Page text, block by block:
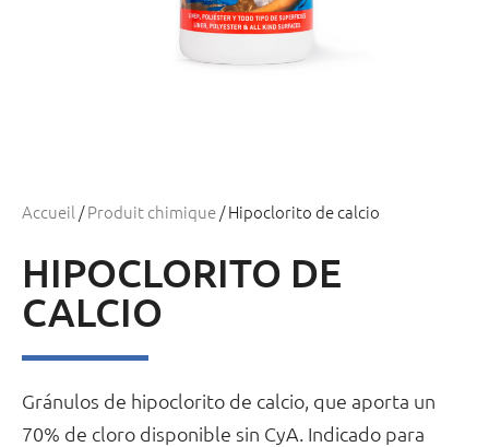
Accueil /Produit chimique/ Hipoclorito de calcio
HIPOCLORITO DE
CALCIO
Gránulos de hipoclorito de calcio, que aporta un
70% de cloro disponible sin CyA. Indicado para